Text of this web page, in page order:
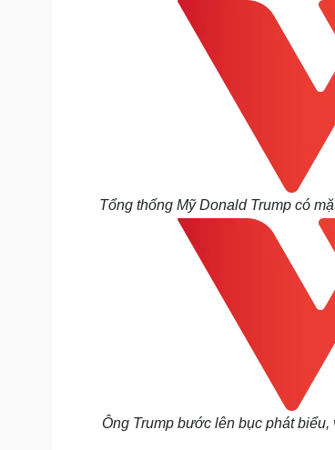
Tổng thống Mỹ Donald Trump có
Ông Trump bước lên bục phát